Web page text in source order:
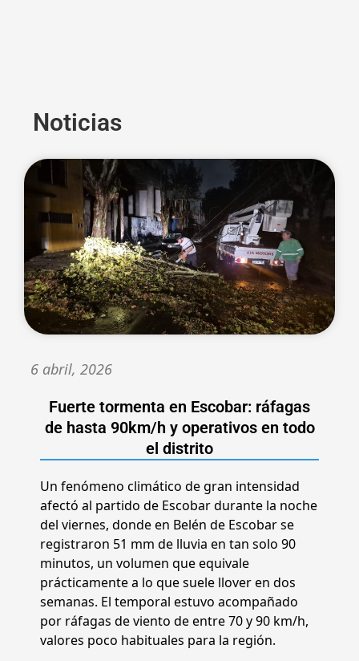
Noticias
6 abril, 2026
Fuerte tormenta en Escobar: ráfagas
de hasta 90km/h y operativos en todo
el distrito
Un fenómeno climático de gran intensidad
afectó al partido de Escobar durante la noche
del viernes, donde en Belén de Escobar se
registraron 51 mm de lluvia en tan solo 90
minutos, un volumen que equivale
prácticamente a lo que suele llover en dos
semanas. El temporal estuvo acompañado
por ráfagas de viento de entre 70 y 90 km/h,
valores poco habituales para la región.